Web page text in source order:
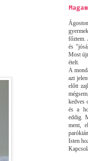
főztem.
és
Most
ételt.
A
azt
előtt
kedves
és a
eddig.
ment,
Isten